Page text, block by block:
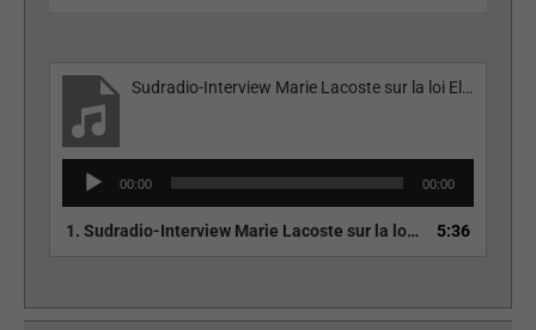
Sudradio-Interview Marie Lacoste sur la loi El Khomri
Lecteur
audio
00:00 00:00
1. Sudradio-Interview Marie Lacoste sur la loi El Khomri 5:36